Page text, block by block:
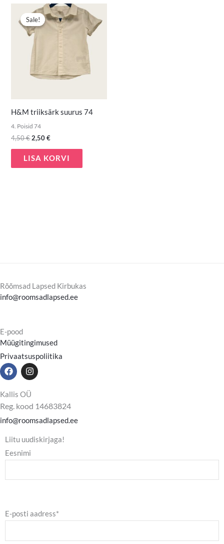
Sale!
Sale!
H&M triiksärk suurus 74
4. Poisid 74
4,50€
Algne
hind
oli:
4,50 €.
2,50€
Praegune
hind
on:
2,50 €.
LISA KORVI
Rõõmsad Lapsed Kirbukas
info@roomsadlapsed.ee
E-pood
Müügitingimused
Privaatsuspoliitika
F
a
c
e
b
o
o
k
I
n
s
t
a
g
r
a
m
Kallis OÜ
Reg. kood 14683824
info@roomsadlapsed.ee
Liitu uudiskirjaga!
Eesnimi
E-posti aadress*